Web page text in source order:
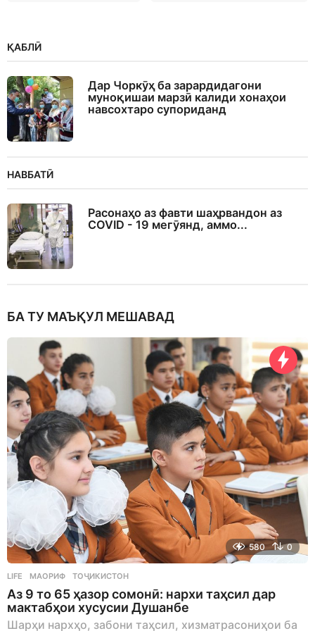
ҚАБЛӢ
Дар Чоркӯҳ ба зарардидагони
муноқишаи марзӣ калиди хонаҳои
навсохтаро супориданд
НАВБАТӢ
Расонаҳо аз фавти шаҳрвандон аз
COVID - 19 мегӯянд, аммо...
БА ТУ МАЪҚУЛ МЕШАВАД
580 0
LIFE МАОРИФ ,ТОҶИКИСТОН
Аз 9 то 65 ҳазор сомонӣ: нархи таҳсил дар
мактабҳои хусусии Душанбе
Шарҳи нархҳо, забони таҳсил, хизматрасониҳои ба